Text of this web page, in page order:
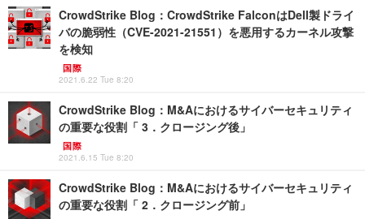
CrowdStrike Blog：CrowdStrike FalconはDell製ドライ
バの脆弱性（CVE-2021-21551）を悪用するカーネル攻撃
を検知
国際
2021.6.22 Tue 8:20
CrowdStrike Blog：M&Aにおけるサイバーセキュリティ
の重要な役割「 3．クロージング後」
国際
2021.6.15 Tue 8:20
CrowdStrike Blog：M&Aにおけるサイバーセキュリティ
の重要な役割「 2．クロージング前」